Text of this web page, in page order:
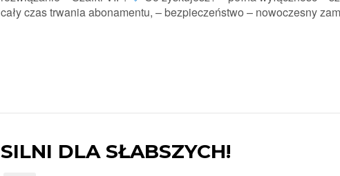
cały czas trwania abonamentu, – bezpieczeństwo – nowoczesny
SILNI DLA SŁABSZYCH!